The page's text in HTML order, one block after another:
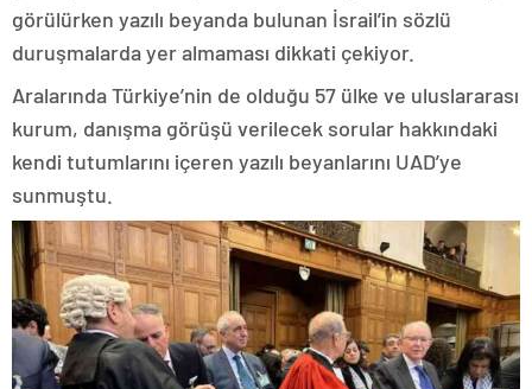
görülürken yazılı beyanda bulunan İsrail’in sözlü
duruşmalarda yer almaması dikkati çekiyor.
Aralarında Türkiye’nin de olduğu 57 ülke ve uluslararası
kurum, danışma görüşü verilecek sorular hakkındaki
kendi tutumlarını içeren yazılı beyanlarını UAD’ye
sunmuştu.